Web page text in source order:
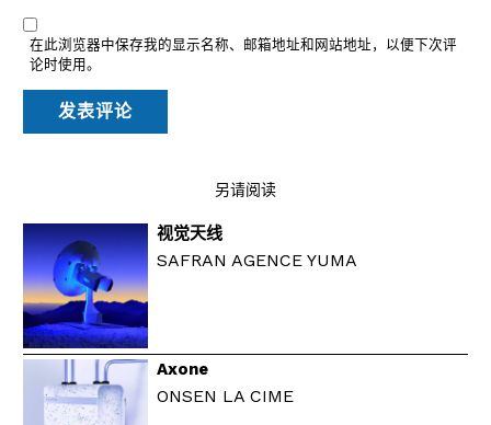
在此浏览器中保存我的显示名称、邮箱地址和网站地址，以便下次评
论时使用。
另请阅读
视觉天线
SAFRAN AGENCE YUMA
Axone
ONSEN LA CIME